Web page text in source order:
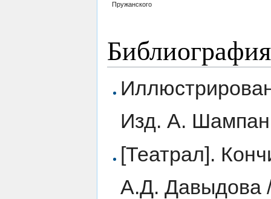
Пружанского
Библиография
Изд. А.
[Театрал].
А.Д. Давыдова